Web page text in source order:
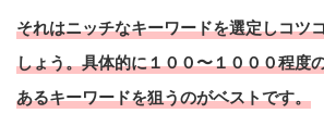
それはニッチなキーワードを選定しコツ
しょう。具体的に１００〜１０００程度
あるキーワードを狙うのがベストです。